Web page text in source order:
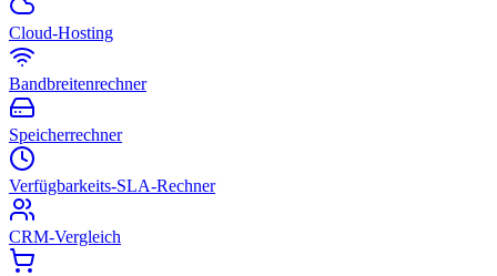
Cloud-Hosting
Bandbreitenrechner
Speicherrechner
Verfügbarkeits-SLA-Rechner
CRM-Vergleich